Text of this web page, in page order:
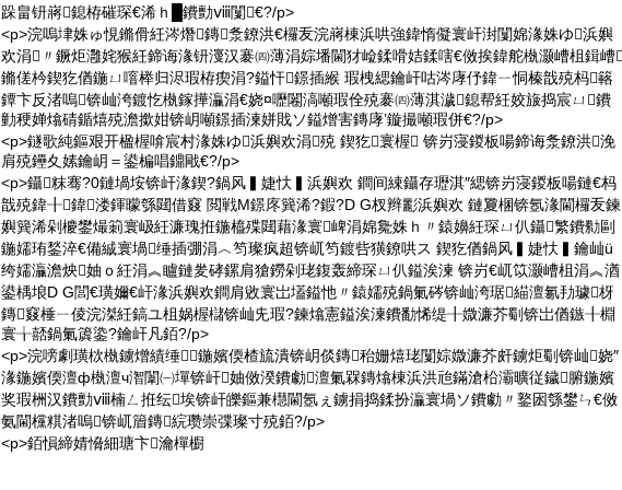
跺畠钘嶈鎴栫磪琛€浠ｈ█鐨勯ⅷ闅€?/p>
<p>浣嗚垏姝ゅ悓鏅傦紝涔熸鏄洜鐐洪€欏叐浣嶈棟浜哄強鍏惰儗寰屽湗闅婂湪姝ゆ浜嬩
欢涓〃鐝炬灉姹猴紝鍗诲湪钘濅汉褰㈣薄涓婃墦閫犲崄鍒嗗姞鍒嗐€傚挨鍏舵槸灏嶆柤鍓嶆
鏅傞枔鍥犵偤鍦ㄩ噾榉归浕瑕栫瘈涓?鎰忓鐛插緱 瑕栧緦鑰屽咕涔庨伃鍏ㄧ恫榛戠殑杩簵
鐔卞反渚嗚锛屾洿鍍忔槸鎵撶灜涓€娆¤嚦闂滈噸瑕佺殑褰㈣薄淇濊鎴帮紝姣旇捣宸ㄩ鐨
勭稉婵熻碃鍎熺殑澹撳姏锛岄噸鐛插湅姘戝ソ鎰熷害鏄庨’鏇撮噸瑕併€?/p>
<p>鐩歌純鏂艰开楹楃啽宸村湪姝ゆ浜嬩欢涓殑 鍥犵寰楃 锛岃寖鍐板啺鍗诲洜鐐洪浼
肩殑鑸夊嫊鑰岄＝鍙楄唱鐤戙€?/p>
<p>鑷粖骞?0鏈堝垵锛屽湪鍥?鍋风▍婕忕▍浜嬩欢 鐧间綀鑷存瓑淇″緦锛岃寖鍐板啺鏈€杩
戠殑鍏╂鍏溇鍕曚綔閮借窡 閲戦Μ鐛庝簨浠?鍜?D G杈辫彲浜嬩欢 鏈夐棞锛氬湪閫欏叐鍊
嬩簨浠剁櫦鐢熶箣寰岋紝濂瑰拰鍦橀殜閮藉湪寰崥涓婂毚姝ｈ〃鎱嬶紝琛ㄩ仈鑷繁鐨勬剾
鍦嬬珛鍫淬€備絾寰堝缍插弸涓︿笉璨疯超锛屼笉鍍呰獚鐐哄ス 鍥犵偤鍋风▍婕忕▍鑰屾ü
绔嬬灜澹炴妯ｏ紝涓︽矑鏈夎硣鏍肩獊鐒剁珯鍑轰締琛ㄩ仈鎰涘湅 锛岃€屼笖灏嶆柤涓︽湭
鍙楀埌D G閭€璜嬭€屽湪浜嬩欢鐧肩敓寰岀壒鎰忚〃鎱嬬殑鍋氭硶锛屾洿琚緢澶氱劧璩枒
鏄窡棰ㄧ倰浣滐紝鎬ユ柤娲楃櫧锛屾兂瑕?鍊熻憲鎰涘湅鐨勫悕缇╂媺濂芥劅锛岀偤鏃╂棩
寰╁嚭鍋氭簴鍌?鑰屽凡銆?/p>
<p>浣嗙劇璜栨槸鐪熷績缍鍦嬪偄楂旈潰锛岄倓鏄秮姗熺珯闅婃媺濂芥皯鐪炬劅锛屾娆″
湪鍦嬪偄澶ф槸澶ч潪闈㈠墠锛屽妯傚湀鐨勮澶氭槑鏄熻棟浜洪兘鏋滄柗灞曠従鐬腑鍦嬪
奖瑕栦汉鐨勯ⅷ楠ㄥ拰纭埃锛屽皪鏂兼櫘閫氬ぇ鐪捐捣鍒扮灜寰堝ソ鐨勮〃鐜囦綔鐢ㄣ€傚
氨閫欓粸渚嗚锛屼篃鏄綄瓒崇弽璨寸殑銆?/p>
<p>銆愪締婧愶細瑭卞瀹樿櫉